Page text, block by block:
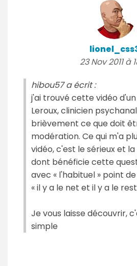
23 Nov 2011 à
hibou57 a écrit :
j'ai trouvé cette vidéo
Leroux, clinicien
brièvement ce que doit
modération. Ce qui m'a
vidéo, c'est le sérieux et
dont bénéficie cette
avec « l'habituel » point
« il y a le net et il y a le
Je vous laisse découvrir,
simple